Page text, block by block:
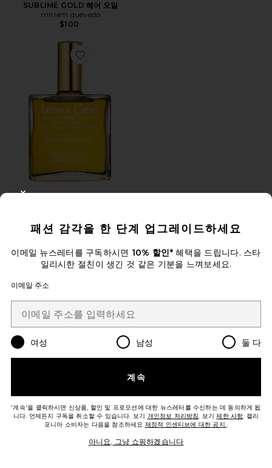
SUBLIME GOLD 헤어 오일
miriam quevedo
$100
Favorite HUILE SECRET DE BEAUTE 헤어 오일
HUILE SECRET DE BEAUTE 헤어
오일
Leonor Greyl Paris
Favorite THE PROTECTIVE OIL 헤어 오일
패션 감각을 한 단계 업그레이드하세요
이메일 뉴스레터를 구독하시면 10% 할인*혜택을 드립니다. 스타
일리시한 절친이 생긴 것 같은 기분을 느껴보세요.
이메일 주소
여성 남성 둘 다
계속
'계속'을 클릭하시면 신상품, 할인 및 프로모션에 대한 뉴스레터를 수신하는 데 동의하게 됩
니다. 언제든지 구독을 취소할 수 있습니다. 보기 개인정보 처리방침. 보기제한 사항. 캘리
포니아 소비자는 다음을 참조하세요 재정적 인센티브에 대한 공지..
아니요, 그냥 쇼핑하겠습니다